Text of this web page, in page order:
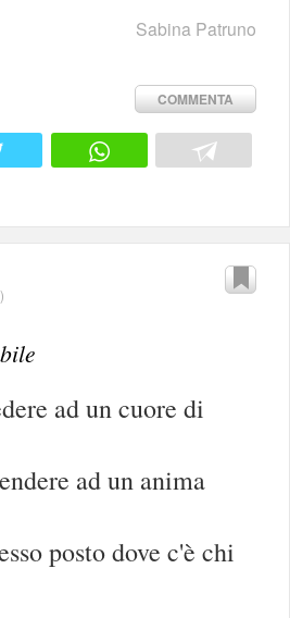
Sabina Patruno
COMMENTA
)
ad un cuore di
ad un anima
posto dove c'è chi